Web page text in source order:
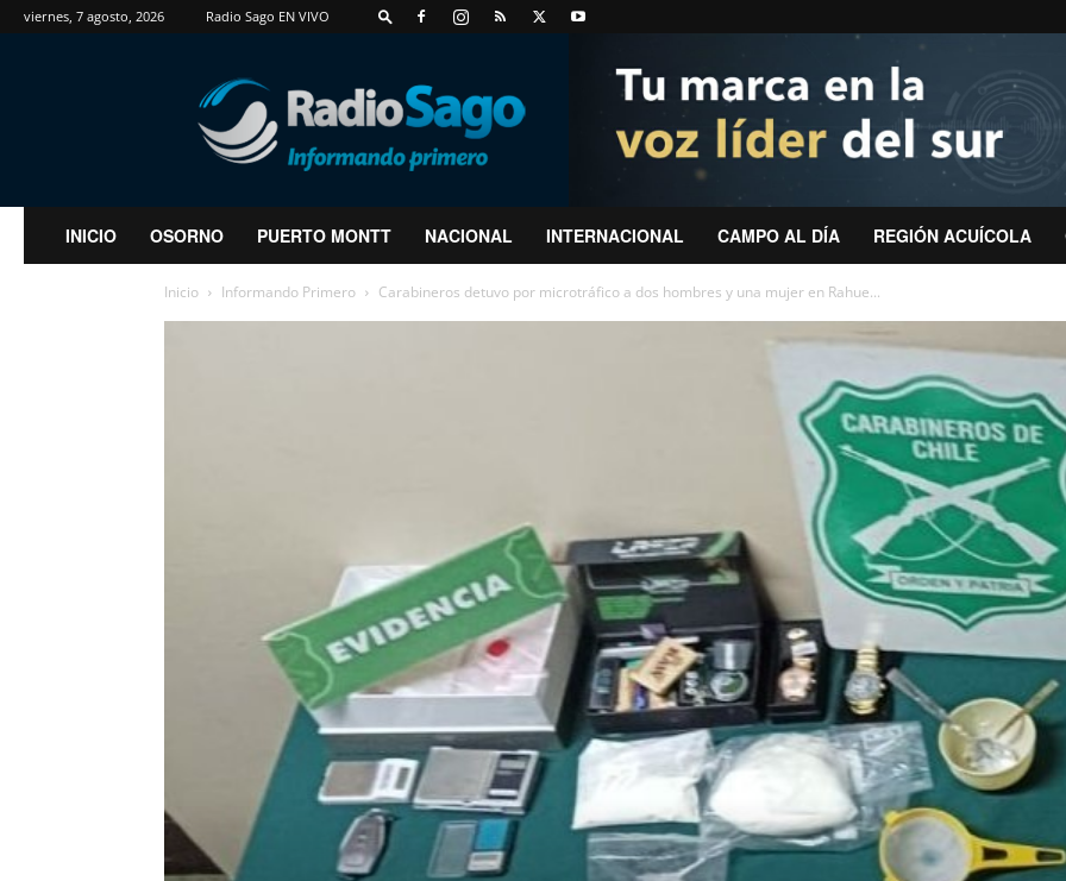
viernes, 7 agosto, 2026 Radio Sago EN VIVO
RadioSago
INICIO OSORNO PUERTO MONTT NACIONAL INTERNACIONAL CAMPO AL DÍA REGIÓN ACUÍCOLA
Inicio Informando Primero Carabineros detuvo por microtráfico a dos hombres y una mujer en Rahue...